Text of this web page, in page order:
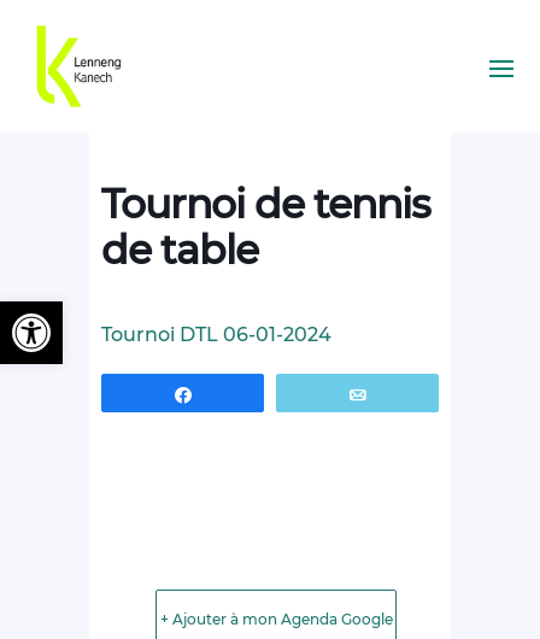
Tournoi de tennis
de table
Tournoi DTL 06-01-2024
+ Ajouter à mon Agenda Google
Ouvrir la barre d’outils